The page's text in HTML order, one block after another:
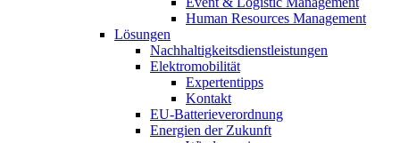
Human Resources Management
Lösungen
Nachhaltigkeitsdienstleistungen
Elektromobilität
Expertentipps
Kontakt
EU-Batterieverordnung
Energien der Zukunft